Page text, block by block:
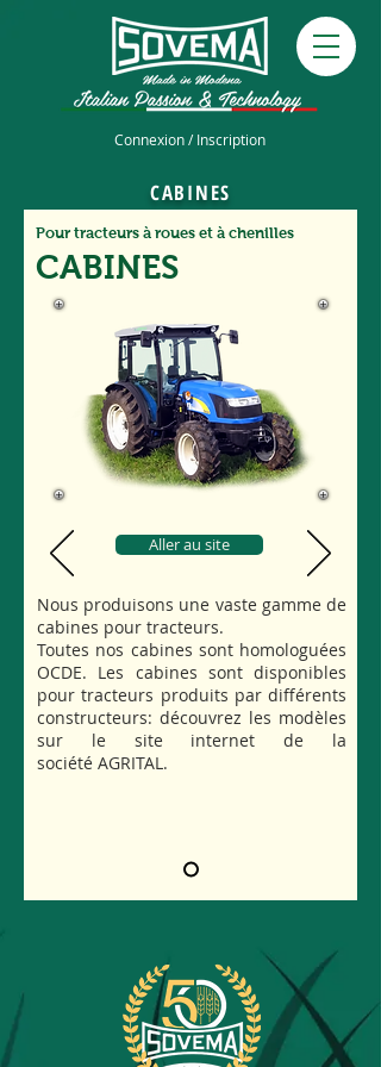
Connexion / Inscription
CABINES
Pour tracteurs à roues et à chenilles
CABINES
Aller au site
Nous produisons une vaste gamme de
cabines pour tracteurs.
Toutes nos cabines sont homologuées
OCDE. Les cabines sont disponibles
pour tracteurs produits par différents
constructeurs: découvrez les modèles
sur le site internet de la
société AGRITAL.